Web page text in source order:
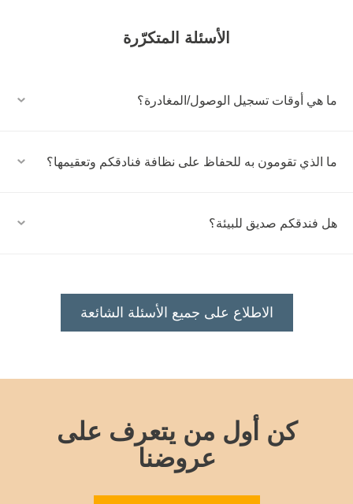
الأسئلة المتكرّرة
ما هي أوقات تسجيل الوصول/المغادرة؟
ما الذي تقومون به للحفاظ على نظافة فنادقكم وتعقيمها؟
هل فندقكم صديق للبيئة؟
الاطلاع على جميع الأسئلة الشائعة
كن أول من يتعرف على
عروضنا